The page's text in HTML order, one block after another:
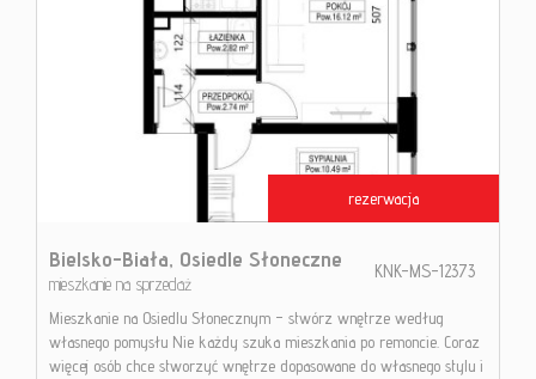
rezerwacja
Bielsko-Biała, Osiedle Słoneczne
mieszkanie na sprzedaż
KNK-MS-12373
Mieszkanie na Osiedlu Słonecznym – stwórz wnętrze według
własnego pomysłu Nie każdy szuka mieszkania po remoncie. Coraz
więcej osób chce stworzyć wnętrze dopasowane do własnego stylu i